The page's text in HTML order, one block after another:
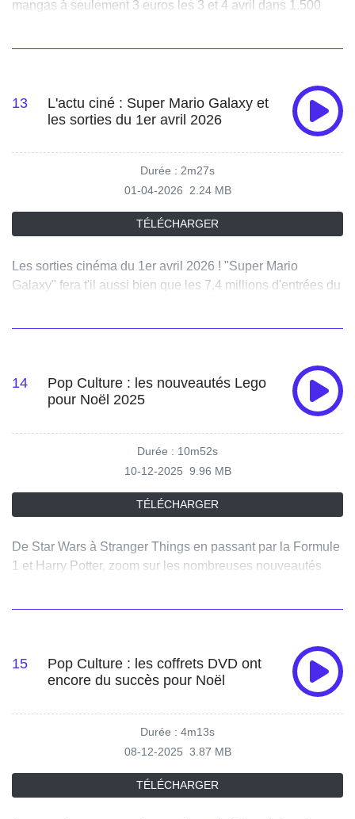
mangas à seulement 3 euros les 3 et 4 avril dans 1.500
13
L'actu ciné : Super Mario Galaxy et
les sorties du 1er avril 2026
Durée : 2m27s
01-04-2026 2.24 MB
TÉLÉCHARGER
Les sorties cinéma du 1er avril 2026 ! "Super Mario
Galaxy" fera t'il aussi bien que les 7,4 millions d'entrées du
14
Pop Culture : les nouveautés Lego
pour Noël 2025
Durée : 10m52s
10-12-2025 9.96 MB
TÉLÉCHARGER
De Star Wars à Stranger Things en passant par la Formule
1 et Harry Potter, zoom sur les nombreuses nouveautés
15
Pop Culture : les coffrets DVD ont
encore du succès pour Noël
Durée : 4m13s
08-12-2025 3.87 MB
TÉLÉCHARGER